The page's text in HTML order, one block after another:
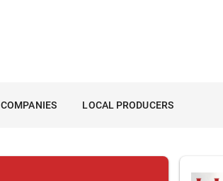
COMPANIES LOCAL PRODUCERS